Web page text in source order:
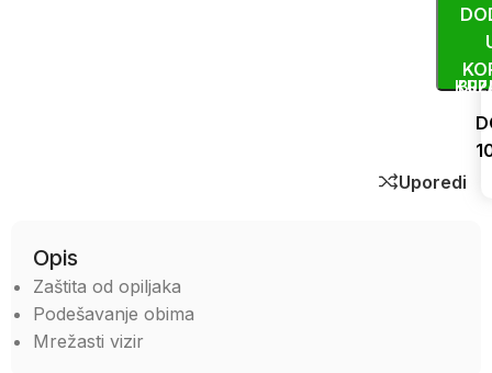
Uporedi
Opis
Zaštita od opiljaka
Podešavanje obima
Mrežasti vizir